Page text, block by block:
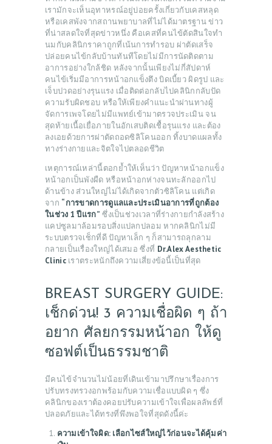
เรามักจะเห็นอุทาหรณ์อยู่บ่อยครั้งเกี่ยวกับเคสหลุด
หรือเคสพังจากสถานพยาบาลที่ไม่ได้มาตรฐาน ข่าว
ที่น่าสลดใจที่สุดข่าวหนึ่ง คือเคสที่คนไข้ตัดสินใจทำ
นมกับคลินิกราคาถูกที่เน้นการทำรอบ ผ่าตัดเสร็จ
ปล่อยคนไข้กลับบ้านทันทีโดยไม่มีการนัดติดตาม
อาการอย่างใกล้ชิด หลังจากนั้นเพียงไม่กี่สัปดาห์
คนไข้เริ่มมีอาการหน้าอกแข็งตึง บิดเบี้ยว ผิดรูป และ
เจ็บปวดอย่างรุนแรง เมื่อติดต่อกลับไปคลินิกกลับปัด
ความรับผิดชอบ หรือให้เพียงคำแนะนำผ่านทางผู้
จัดการเพจโดยไม่มีแพทย์เข้ามาตรวจประเมิน จน
สุดท้ายเนื้อเยื่อภายในอักเสบติดเชื้อรุนแรง และต้อง
ลงเอยด้วยการผ่าตัดถอดซิลิโคนออก ทิ้งบาดแผลทั้ง
ทางร่างกายและจิตใจไปตลอดชีวิต
เหตุการณ์เหล่านี้ตอกย้ำให้เห็นว่า ปัญหาหน้าอกแข็ง
หน้าอกเป็นพังผืด หรือหน้าอกห่างจนทะลักออกไป
ด้านข้าง ส่วนใหญ่ไม่ได้เกิดจากตัวซิลิโคน แต่เกิด
จาก “การขาดการดูแลและประเมินอาการที่ถูกต้อง
ในช่วง 1 ปีแรก” ซึ่งเป็นช่วงเวลาที่ร่างกายกำลังสร้าง
แคปซูลมาล้อมรอบสิ่งแปลกปลอม หากคลินิกไม่มี
ระบบตรวจเช็กที่ดี ปัญหาเล็ก ๆ ก็สามารถลุกลาม
กลายเป็นเรื่องใหญ่ได้เสมอ ซึ่งที่ Dr.Alex Aesthetic
Clinicเราตระหนักถึงความเสี่ยงข้อนี้เป็นที่สุด
BREAST SURGERY GUIDE:
เช็กด่วน! 3 ความเชื่อผิด ๆ ถ้า
อยาก ศัลยกรรมหน้าอก ให้ดู
ซอฟต์เป็นธรรมชาติ
มีคนไข้จำนวนไม่น้อยที่เดินเข้ามาปรึกษาเรื่องการ
ปรับทรงทรวงอกพร้อมกับความเชื่อแบบผิด ๆ ซึ่ง
คลินิกของเราต้องคอยปรับความเข้าใจเพื่อผลลัพธ์ที่
ปลอดภัยและได้ทรงที่พึงพอใจที่สุดดังนี้ค่ะ
ความเข้าใจผิด: เลือกไซส์ใหญ่ไว้ก่อนจะได้คุ้มค่า